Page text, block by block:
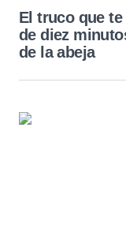
Guarda mi
en este
comente.
Enviar
El truco que
de diez
de la abeja